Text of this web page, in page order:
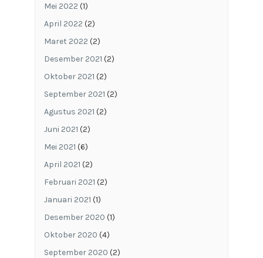
Mei 2022 (1)
April 2022 (2)
Maret 2022 (2)
Desember 2021 (2)
Oktober 2021 (2)
September 2021 (2)
Agustus 2021 (2)
Juni 2021 (2)
Mei 2021 (6)
April 2021 (2)
Februari 2021 (2)
Januari 2021 (1)
Desember 2020 (1)
Oktober 2020 (4)
September 2020 (2)